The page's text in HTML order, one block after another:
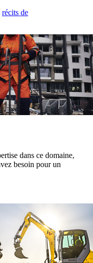
récits de
dans ce domaine,
besoin pour un